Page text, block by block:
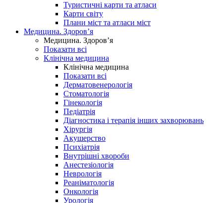
Туристичні карти та атласи
Карти світу
Плани міст та атласи міст
Медицина. Здоров’я
Медицина. Здоров’я
Показати всі
Клінічна медицина
Клінічна медицина
Показати всі
Дерматовенерологія
Стоматологія
Гінекологія
Педіатрія
Діагностика і терапія інших захворювань
Хірургія
Акушерство
Психіатрія
Внутрішні хвороби
Анестезіологія
Неврологія
Реаніматологія
Онкологія
Урологія